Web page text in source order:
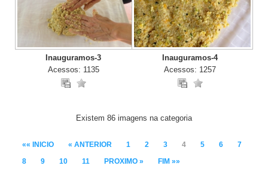
Inauguramos-3
Acessos: 1135
Inauguramos-4
Acessos: 1257
Existem 86 imagens na categoria
«« INICIO « ANTERIOR 1 2 3 4 5 6
7
8
9 10 11 PROXIMO » FIM »»